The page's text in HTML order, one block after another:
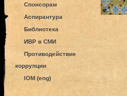
Спонсорам
Аспирантура
Библиотека
ИВР в СМИ
Противодействие
коррупции
IOM (eng)